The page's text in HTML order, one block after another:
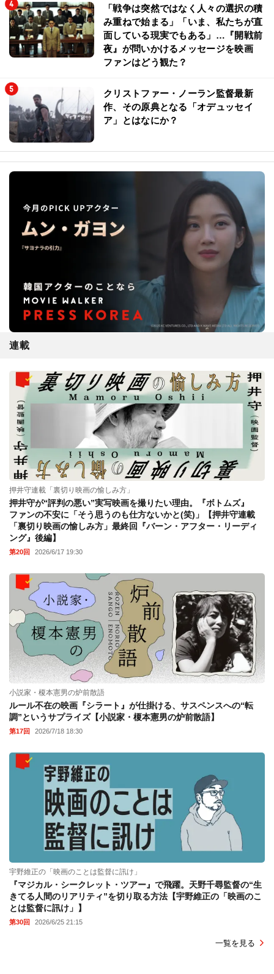
「戦争は突然ではなく人々の選択の積
み重ねで始まる」「いま、私たちが直
面している現実でもある」…『開戦前
夜』が問いかけるメッセージを映画
ファンはどう観た？
クリストファー・ノーラン監督最新
作、その原典となる「オデュッセイ
ア」とはなにか？
連載
押井守連載「裏切り映画の愉しみ方」
押井守が“評判の悪い”実写映画を撮りたい理由。『ボトムズ』
ファンの不安に「そう思うのも仕方ないかと(笑)」【押井守連載
「裏切り映画の愉しみ方」最終回『バーン・アフター・リーディ
ング』後編】
第20回 2026/6/17 19:30
小説家・榎本憲男の炉前散語
ルール不在の映画『シラート』が仕掛ける、サスペンスへの“転
調”というサプライズ【小説家・榎本憲男の炉前散語】
第17回 2026/7/18 18:30
宇野維正の「映画のことは監督に訊け」
『マジカル・シークレット・ツアー』で飛躍。天野千尋監督の“生
きてる人間のリアリティ”を切り取る方法【宇野維正の「映画のこ
とは監督に訊け」】
第30回 2026/6/25 21:15
一覧を見る